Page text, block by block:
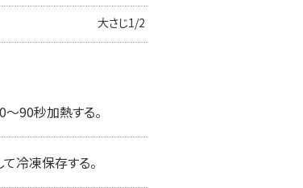
大さじ1/2
90秒加熱する。
冷凍保存する。